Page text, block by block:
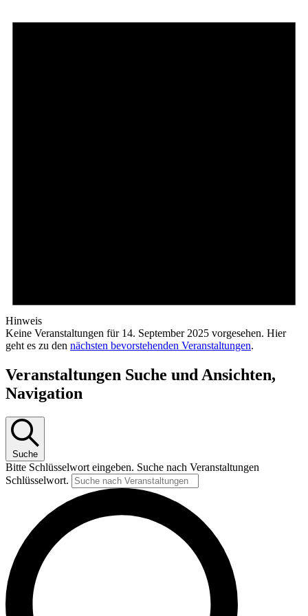
Hinweis
Keine Veranstaltungen für 14. September 2025 vorgesehen. Hier
geht es zu den nächsten bevorstehenden Veranstaltungen.
Veranstaltungen Suche und Ansichten,
Navigation
Suche
Bitte Schlüsselwort eingeben. Suche nach Veranstaltungen
Schlüsselwort.